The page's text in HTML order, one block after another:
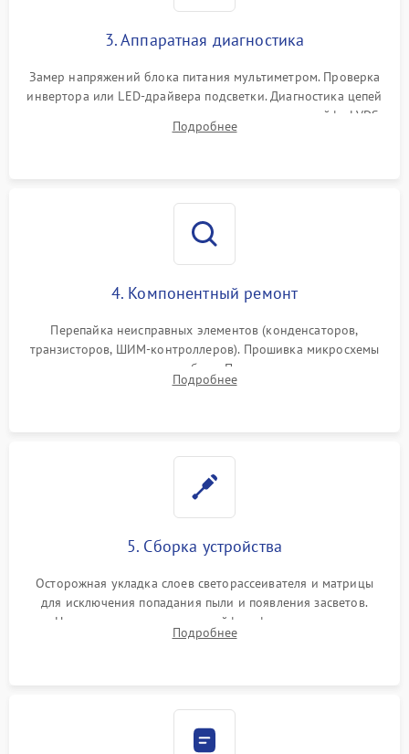
3. Аппаратная диагностика
Замер напряжений блока питания мультиметром. Проверка
инвертора или LED-драйвера подсветки. Диагностика цепей
питания скалера и тестирование сигналов на шлейфе LVDS
Подробнее
4. Компонентный ремонт
Перепайка неисправных элементов (конденсаторов,
транзисторов, ШИМ-контроллеров). Прошивка микросхемы
памяти при программных сбоях. При поломке подсветки —
разборка матрицы и замена выгоревших светодиодов.
Подробнее
5. Сборка устройства
Осторожная укладка слоев светорассеивателя и матрицы
для исключения попадания пыли и появления засветов.
Надежное подключение шлейфов, фиксация плат и
аккуратное защелкивание пластикового корпуса монитора.
Подробнее